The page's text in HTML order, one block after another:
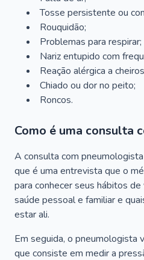
Tosse persistente ou
Rouquidão;
Problemas para respirar;
Nariz entupido com
Reação alérgica a
Chiado ou dor no peito;
Roncos.
Como é uma consulta
A consulta com
que é uma entrevista que o
para conhecer seus hábitos
saúde pessoal e familiar e
estar ali.
Em seguida, o pneumologista
que consiste em medir a